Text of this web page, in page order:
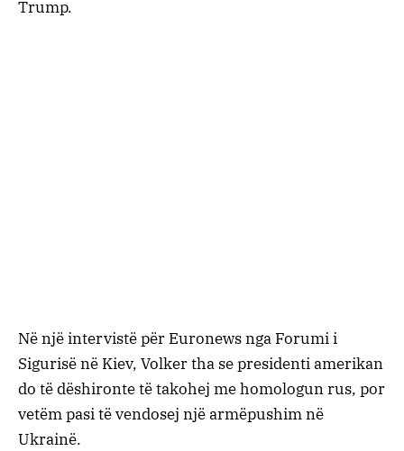
Trump.
Në një intervistë për Euronews nga Forumi i
Sigurisë në Kiev, Volker tha se presidenti amerikan
do të dëshironte të takohej me homologun rus, por
vetëm pasi të vendosej një armëpushim në
Ukrainë.